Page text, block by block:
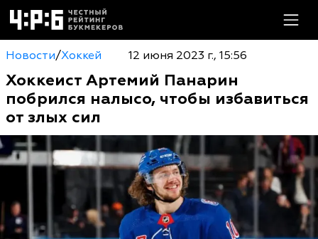
Новости/Хоккей 12 июня 2023 г., 15:56
Хоккеист Артемий Панарин
побрился налысо, чтобы избавиться
от злых сил